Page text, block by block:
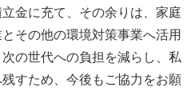
金に充て、その余りは、家庭
その他の環境対策事業へ活用
の世代への負担を減らし、私
すため、今後もご協力をお願